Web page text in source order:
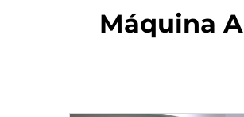
Máquina